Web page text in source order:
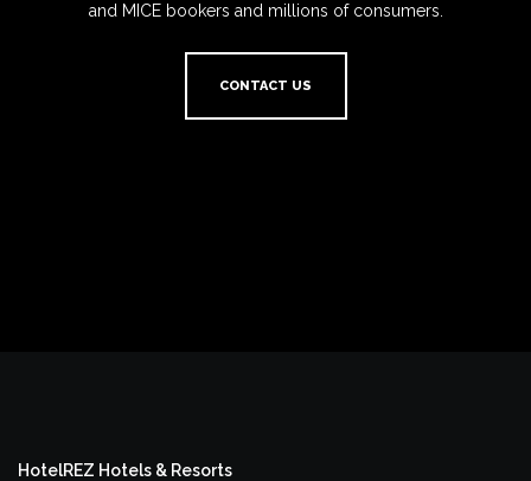
and MICE bookers and millions of consumers.
CONTACT US
HotelREZ Hotels & Resorts